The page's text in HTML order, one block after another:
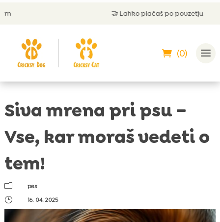
Lahko plačaš po povzetju
(0)
Siva mrena pri psu –
Vse, kar moraš vedeti o
tem!
m
pes
}
16. 04. 2025